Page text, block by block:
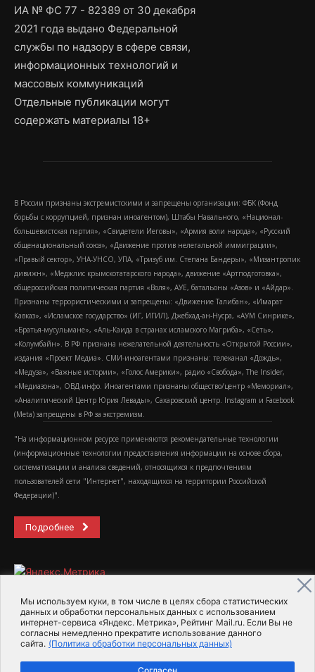
Мы используем куки, в том числе в целях сбора статистических
данных и обработки персональных данных с использованием
интернет-сервиса «Яндекс. Метрика», Рейтинг Mail.ru. Если Вы не
согласны немедленно прекратите использование данного
сайта. (Политика обработки персональных данных)
Согласен
ИА № ФС 77 - 82389 от 30 декабря
2021 года выдано Федеральной
службы по надзору в сфере связи,
информационных технологий и
массовых коммуникаций
Отдельные публикации могут
содержать материалы 18+
В России признаны экстремистскими и запрещены организации: ФБК (Фонд
борьбы с коррупцией, признан иноагентом), Штабы Навального, «Национал-
большевистская партия», «Свидетели Иеговы», «Армия воли народа», «Русский
общенациональный союз», «Движение против нелегальной иммиграции»,
«Правый сектор», УНА-УНСО, УПА, «Тризуб им. Степана Бандеры», «Мизантропик
дивижн», «Меджлис крымскотатарского народа», движение «Артподготовка»,
общероссийская политическая партия «Воля», АУЕ, батальоны «Азов» и «Айдар».
Признаны террористическими и запрещены: «Движение Талибан», «Имарат
Кавказ», «Исламское государство» (ИГ, ИГИЛ), Джебхад-ан-Нусра, «АУМ Синрике»,
«Братья-мусульмане», «Аль-Каида в странах исламского Магриба», «Сеть»,
«Колумбайн». В РФ признана нежелательной деятельность «Открытой России»,
издания «Проект Медиа». СМИ-иноагентами признаны: телеканал «Дождь»,
«Медуза», «Важные истории», «Голос Америки», радио «Свобода», The Insider,
«Медиазона», ОВД-инфо. Иноагентами признаны общество/центр «Мемориал»,
«Аналитический Центр Юрия Левады», Сахаровский центр. Instagram и Facebook
(Metа) запрещены в РФ за экстремизм.
"На информационном ресурсе применяются рекомендательные технологии
(информационные технологии предоставления информации на основе сбора,
систематизации и анализа сведений, относящихся к предпочтениям
пользователей сети "Интернет", находящихся на территории Российской
Федерации)".
Подробнее
2015-2026- Информационное агентство МедиаПоток
Для справки Об издании
Пользовательское соглашение